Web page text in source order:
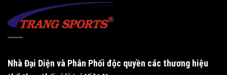
Nhà Đại Diện và Phân Phối độc quyền các thương hiệu